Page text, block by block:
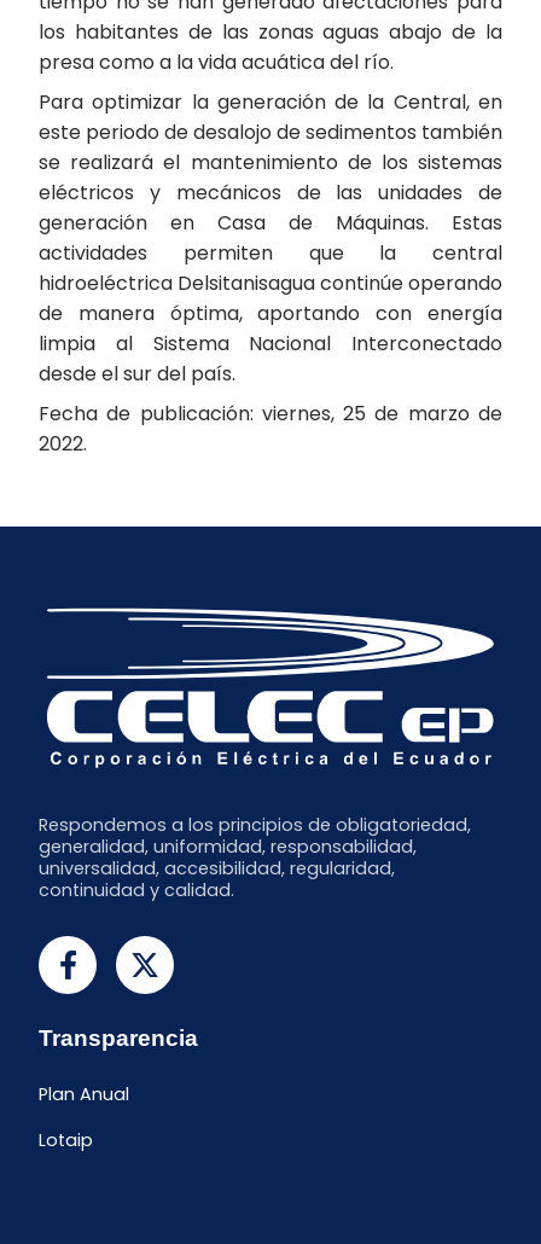
los habitantes de las zonas aguas abajo de la
presa como a la vida acuática del río.
Para optimizar la generación de la Central, en
este periodo de desalojo de sedimentos también
se realizará el mantenimiento de los sistemas
eléctricos y mecánicos de las unidades de
generación en Casa de Máquinas. Estas
actividades permiten que la central
hidroeléctrica Delsitanisagua continúe operando
de manera óptima, aportando con energía
limpia al Sistema Nacional Interconectado
desde el sur del país.
Fecha de publicación: viernes, 25 de marzo de
2022.
Respondemos a los principios de obligatoriedad,
generalidad, uniformidad, responsabilidad,
universalidad, accesibilidad, regularidad,
continuidad y calidad.
Transparencia
Plan Anual
Lotaip